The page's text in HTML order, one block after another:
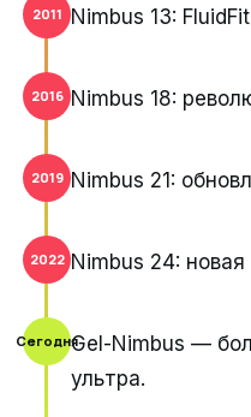
2011 Nimbus 13:
2016 Nimbus 18:
2019 Nimbus 21:
2022 Nimbus 24:
СегодняGel-Nimbus —
ультра.